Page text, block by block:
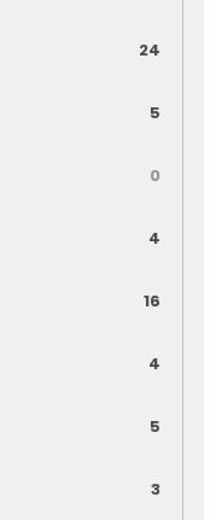
24
5
0
4
16
4
5
3